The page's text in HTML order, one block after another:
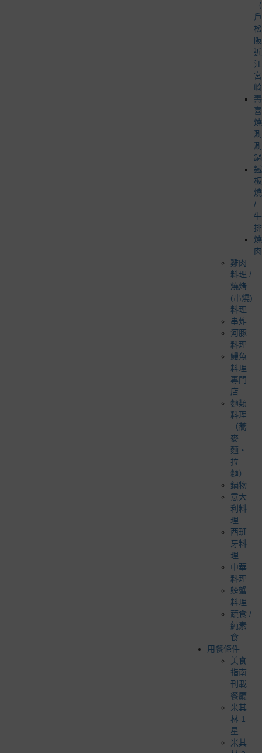
松
近
宮
壽
喜
燒
涮
涮
鍋
鐵
板
燒
/
牛
排
燒
肉
雞肉
料理 /
燒烤
(串燒)
料理
串炸
河豚
料理
鰻魚
料理
專門
店
麵類
料理
（蕎
麥
麵・
拉
麵）
鍋物
意大
利料
理
西班
牙料
理
中華
料理
螃蟹
料理
蔬食 /
純素
食
用餐條件
美食
指南
刊載
餐廳
米其
林 1
星
米其